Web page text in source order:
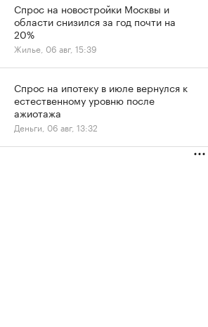
Спрос на новостройки Москвы и
области снизился за год почти на
20%
Жилье, 06 авг, 15:39
Спрос на ипотеку в июле вернулся к
естественному уровню после
ажиотажа
Деньги, 06 авг, 13:32